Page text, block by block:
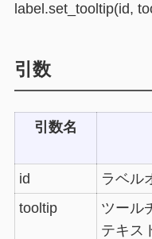
label.set_tooltip(id,
引数
引数名
id
ラベル
tooltip
ツール
テキス